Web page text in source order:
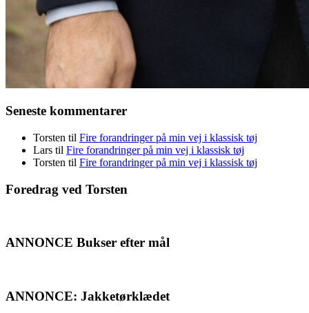
Seneste kommentarer
Torsten til Fire forandringer på min vej i klassisk tøj
Lars til Fire forandringer på min vej i klassisk tøj
Torsten til Fire forandringer på min vej i klassisk tøj
Foredrag ved Torsten
ANNONCE Bukser efter mål
ANNONCE: Jakketørklædet